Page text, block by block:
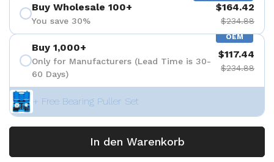
Buy Wholesale 100+
You save 30%
$164.42
$234.88
OEM
Buy 1,000+
Only for Manufacturers (Lead Time is 30-
60 Days)
$117.44
$234.88
+ Free Bearing Puller Set
In den Warenkorb